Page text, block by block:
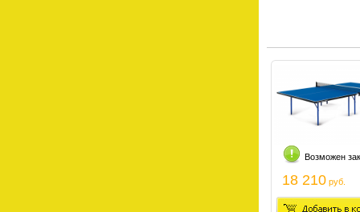
Возможен
18 210 руб.